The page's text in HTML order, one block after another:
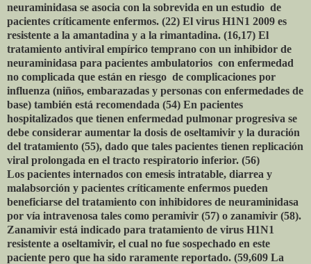
neuraminidasa se asocia con la sobrevida en un estudio de
pacientes críticamente enfermos. (22) El virus H1N1 2009 es
resistente a la amantadina y a la rimantadina. (16,17) El
tratamiento antiviral empírico temprano con un inhibidor de
neuraminidasa para pacientes ambulatorios con enfermedad
no complicada que están en riesgo de complicaciones por
influenza (niños, embarazadas y personas con enfermedades de
base) también está recomendada (54) En pacientes
hospitalizados que tienen enfermedad pulmonar progresiva se
debe considerar aumentar la dosis de oseltamivir y la duración
del tratamiento (55), dado que tales pacientes tienen replicación
viral prolongada en el tracto respiratorio inferior. (56)
Los pacientes internados con emesis intratable, diarrea y
malabsorción y pacientes críticamente enfermos pueden
beneficiarse del tratamiento con inhibidores de neuraminidasa
por vía intravenosa tales como peramivir (57) o zanamivir (58).
Zanamivir está indicado para tratamiento de virus H1N1
resistente a oseltamivir, el cual no fue sospechado en este
paciente pero que ha sido raramente reportado. (59,609 La